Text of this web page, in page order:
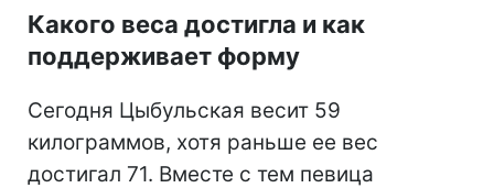
Какого веса достигла и как
поддерживает форму
Сегодня Цыбульская весит 59
килограммов, хотя раньше ее вес
достигал 71. Вместе с тем певица